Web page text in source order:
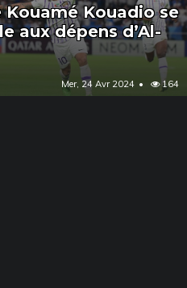
Kouamé Kouadio se
aux dépens d’Al-
Mer, 24 Avr 2024 164